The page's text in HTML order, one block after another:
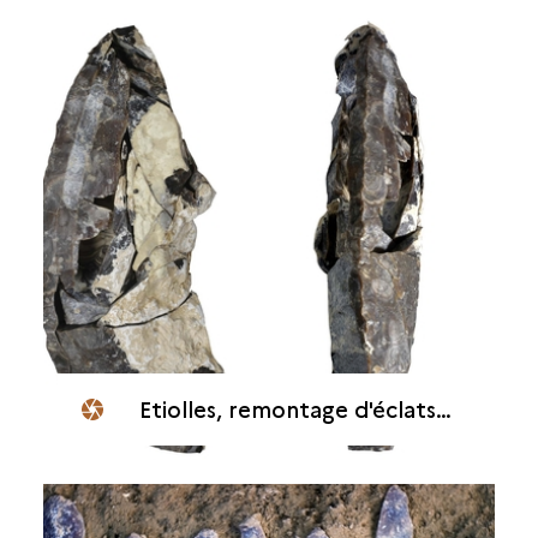
Etiolles, remontage d'éclats de silex